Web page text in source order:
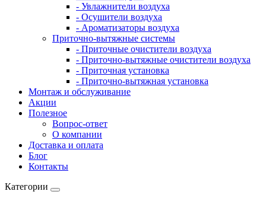
- Увлажнители воздуха
- Осушители воздуха
- Ароматизаторы воздуха
Приточно-вытяжные системы
- Приточные очистители воздуха
- Приточно-вытяжные очистители воздуха
- Приточная установка
- Приточно-вытяжная установка
Монтаж и обслуживание
Акции
Полезное
Вопрос-ответ
О компании
Доставка и оплата
Блог
Контакты
Категории